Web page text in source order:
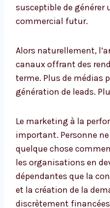
susceptible de générer
commercial futur.
Alors naturellement,
canaux offrant des
terme. Plus de médias
génération de leads.
Le marketing à la
important. Personne
quelque chose
les organisations en
dépendantes que la
et la création de la
discrètement